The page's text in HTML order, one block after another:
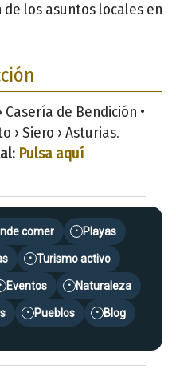
los asuntos locales en
Casería de Bendición •
› Siero › Asturias.
Pulsa aquí
comer • Playas
• Turismo activo
• Eventos • Naturaleza
• Pueblos • Blog